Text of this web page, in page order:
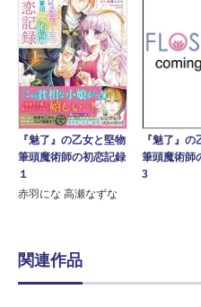
『魅了』の乙女と堅物
筆頭魔術師の初恋記録
１
赤羽にな 高瀬なずな
『魅了』
筆頭魔術師
3
関連作品